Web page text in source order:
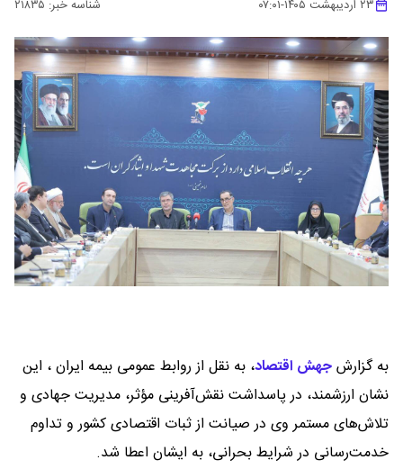
۲۳ اردیبهشت ۱۴۰۵ -۰۷:۰۱ شناسه خبر: ۲۱۸۳۵
به گزارشجهش اقتصاد، به نقل از روابط عمومی بیمه ایران ، این
نشان ارزشمند، در پاسداشت نقش‌آفرینی مؤثر، مدیریت جهادی و
تلاش‌های مستمر وی در صیانت از ثبات اقتصادی کشور و تداوم
خدمت‌رسانی در شرایط بحرانی، به ایشان اعطا شد.